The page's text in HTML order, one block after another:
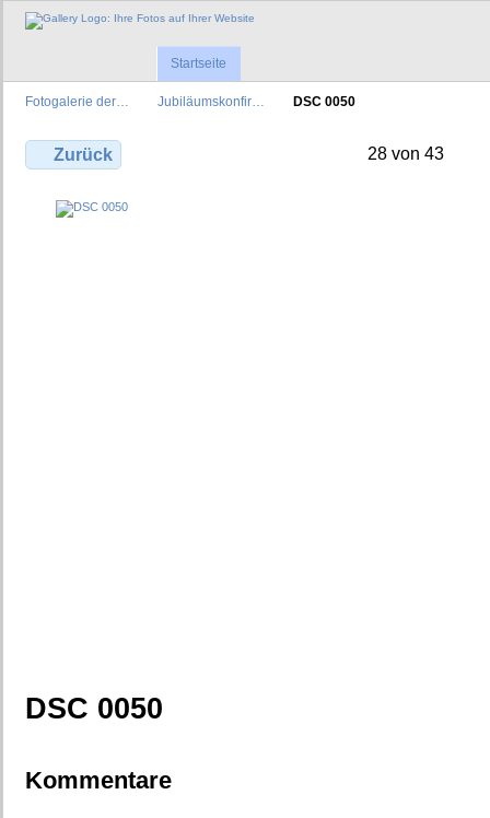
Startseite
Fotogalerie der… Jubiläumskonfir… DSC 0050
Zurück 28 von 43
DSC 0050
Kommentare